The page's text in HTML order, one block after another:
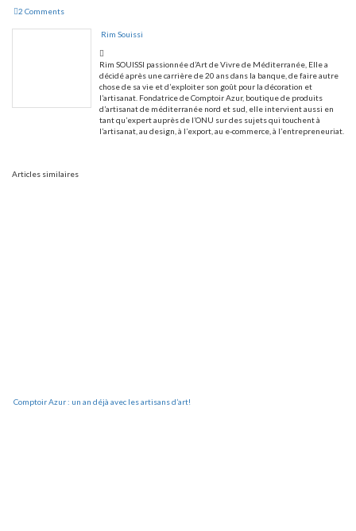
2 Comments
Rim Souissi
Rim SOUISSI passionnée d’Art de Vivre de Méditerranée, Elle a
décidé après une carrière de 20 ans dans la banque, de faire autre
chose de sa vie et d’exploiter son goût pour la décoration et
l’artisanat. Fondatrice de Comptoir Azur, boutique de produits
d’artisanat de méditerranée nord et sud, elle intervient aussi en
tant qu’expert auprès de l’ONU sur des sujets qui touchent à
l’artisanat, au design, à l’export, au e-commerce, à l’entrepreneuriat.
Articles similaires
Comptoir Azur : un an déjà avec les artisans d’art!